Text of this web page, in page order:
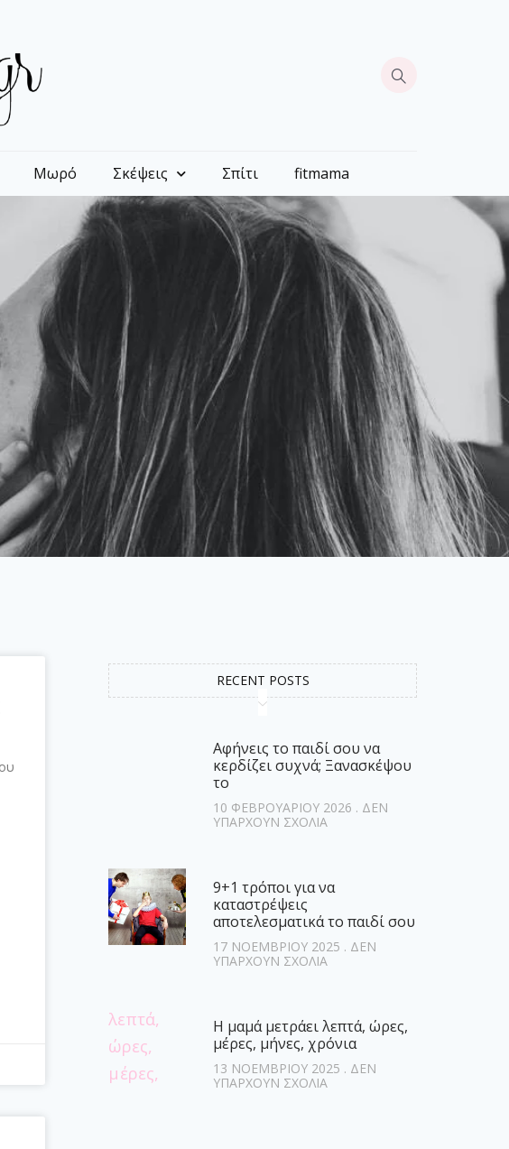
Μωρό Σκέψεις Σπίτι fitmama
RECENT POSTS
Αφήνεις το παιδί σου να
κερδίζει συχνά; Ξανασκέψου
το
10 ΦΕΒΡΟΥΑΡΊΟΥ 2026
ΔΕΝ
ΥΠΆΡΧΟΥΝ ΣΧΌΛΙΑ
9+1 τρόποι για να
καταστρέψεις
αποτελεσματικά το παιδί σου
17 ΝΟΕΜΒΡΊΟΥ 2025
ΔΕΝ
ΥΠΆΡΧΟΥΝ ΣΧΌΛΙΑ
Η μαμά μετράει λεπτά, ώρες,
μέρες, μήνες, χρόνια
13 ΝΟΕΜΒΡΊΟΥ 2025
ΔΕΝ
ΥΠΆΡΧΟΥΝ ΣΧΌΛΙΑ